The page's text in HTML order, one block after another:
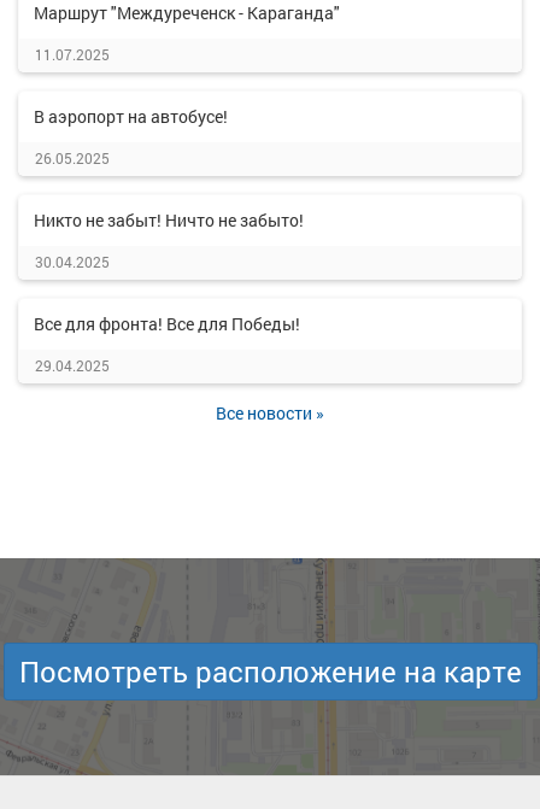
Маршрут "Междуреченск - Караганда"
11.07.2025
В аэропорт на автобусе!
26.05.2025
Никто не забыт! Ничто не забыто!
30.04.2025
Все для фронта! Все для Победы!
29.04.2025
Все новости »
Посмотреть расположение на карте